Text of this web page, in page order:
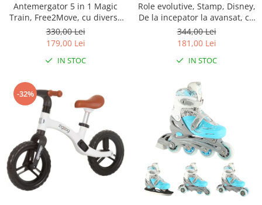
Antemergator 5 in 1 Magic
Train, Free2Move, cu diverse
activitati de joaca, Panou
Educational, Efecte sonore si
luminoase, Pink
330,00 Lei
179,00 Lei
IN STOC
Role evolutive, Stamp, Disney,
De la incepator la avansat, cu
3 roti, Ajustabile, Inchidere
prin velcro, cu frana, Marime
27-30, Minnie Mouse
344,00 Lei
181,00 Lei
IN STOC
-32%